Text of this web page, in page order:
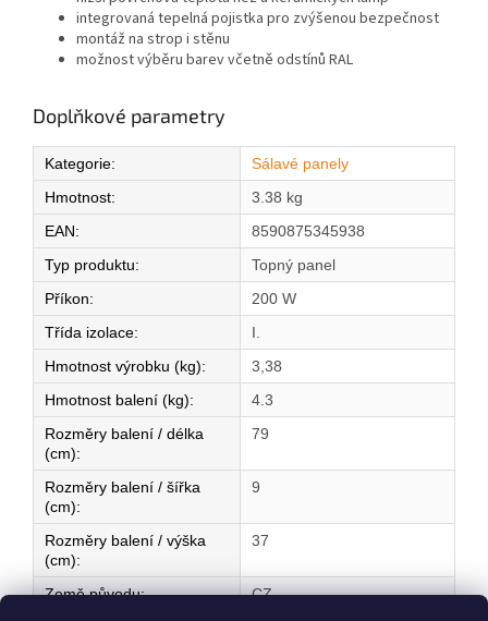
integrovaná tepelná pojistka pro zvýšenou bezpečnost
montáž na strop i stěnu
možnost výběru barev včetně odstínů RAL
Doplňkové parametry
Kategorie:
Sálavé panely
Hmotnost:
3.38 kg
EAN:
8590875345938
Typ produktu:
Topný panel
Příkon:
200 W
Třída izolace:
I.
Hmotnost výrobku (kg):
3,38
Hmotnost balení (kg):
4.3
Rozměry balení / délka
(cm):
79
Rozměry balení / šířka
(cm):
9
Rozměry balení / výška
(cm):
37
Země původu: CZ